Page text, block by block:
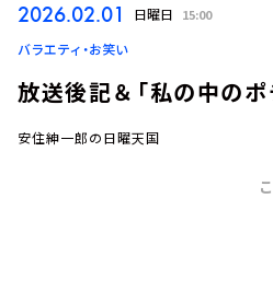
ログイン
2026.02.01 日曜日 15:00
バラエティ・お笑い
放送後記＆「私の中のポ
安住紳一郎の日曜天国